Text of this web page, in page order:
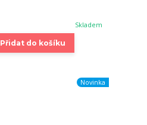
Skladem
Přidat do košíku
Novinka